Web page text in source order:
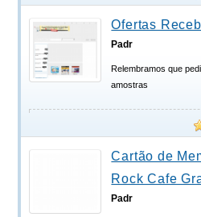
Ofertas
Padr
Relembramos que
amostras
Cartão de
Rock Cafe
Padr